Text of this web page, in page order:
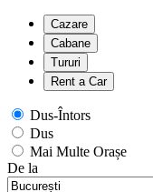
Cazare
Cabane
Tururi
Rent a Car
Dus-Întors
Dus
Mai Multe Orașe
De la